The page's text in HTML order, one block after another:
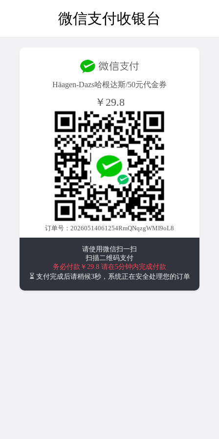
微信支付收银台
Häagen-Dazs哈根达斯/50元代金券
￥29.8
订单号：20260514061254RmQNqzgWMI9oL8
请使用微信扫一扫
扫描二维码支付
务必付款￥29.8 请在5分钟内完成付款
⏳ 支付完成后请稍候3秒，系统正在安全处理您的订单